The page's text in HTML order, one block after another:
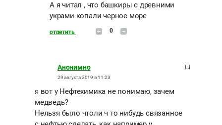
А я читал , что башкиры с древними
украми копали черное море
ответить 0
Анонимно
29 августа 2019 в 11:23
я вот у Нефтехимика не понимаю, зачем
медведь?
Нельзя было чтоли ч то нибудь связанное